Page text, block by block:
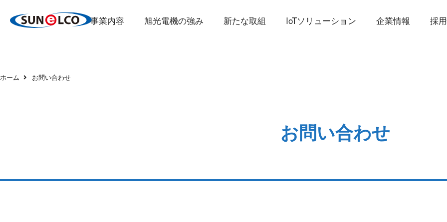
事業内容 旭光電機の強み 新たな取組 IoTソリューション 企業情報 採
ホーム お問い合わせ
お問い合わせ